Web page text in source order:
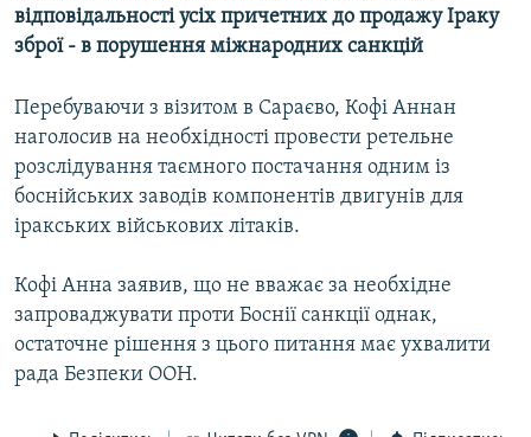
СПЕЦПРОЄКТИ
ПОДКАСТИ
КРИМ РЕАЛІЇ
РУС
УКР
КТАТ
ДОЛУЧАЙСЯ!
відповідальності усіх причетних до продажу Іраку
зброї - в порушення міжнародних санкцій
Перебуваючи з візитом в Сараєво, Кофі Аннан
наголосив на необхідності провести ретельне
розслідування таємного постачання одним із
боснійських заводів компонентів двигунів для
іракських військових літаків.
Кофі Анна заявив, що не вважає за необхідне
запроваджувати проти Боснії санкції однак,
остаточне рішення з цього питання має ухвалити
рада Безпеки ООН.